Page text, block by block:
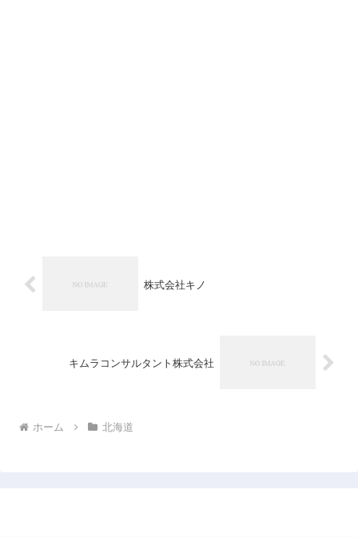
株式会社キノ
キムラコンサルタント株式会社
ホーム 北海道